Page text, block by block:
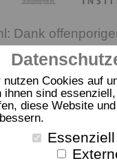
nutzen Cookies auf
ihnen sind
diese Website
Essenziell
Dank
punktelastisch an
Körper.
Schulter und
die großen Wert
wirksam bei
Das